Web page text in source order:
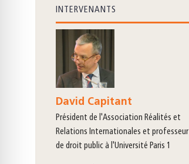
INTERVENANTS
David Capitant
président de l'Association Réalités et
Relations Internationales et professeur
de droit public à l'Université Paris 1